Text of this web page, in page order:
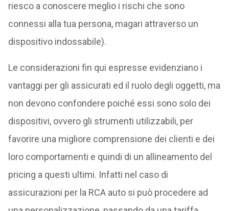
riesco a conoscere meglio i rischi che sono
connessi alla tua persona, magari attraverso un
dispositivo indossabile).
Le considerazioni fin qui espresse evidenziano i
vantaggi per gli assicurati ed il ruolo degli oggetti, ma
non devono confondere poiché essi sono solo dei
dispositivi, ovvero gli strumenti utilizzabili, per
favorire una migliore comprensione dei clienti e dei
loro comportamenti e quindi di un allineamento del
pricing a questi ultimi. Infatti nel caso di
assicurazioni per la RCA auto si può procedere ad